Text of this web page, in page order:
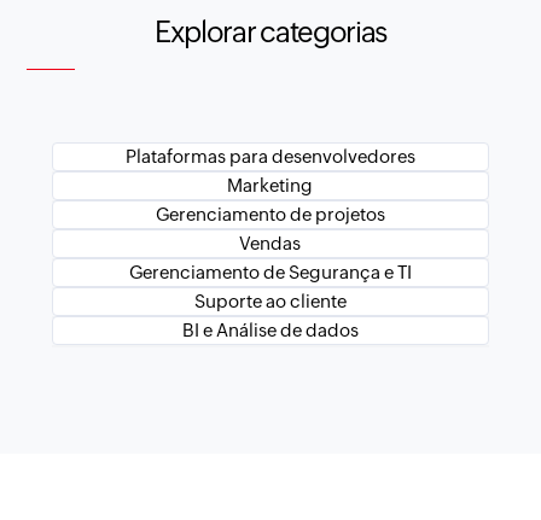
Explorar categorias
Plataformas para desenvolvedores
Marketing
Gerenciamento de projetos
Vendas
Gerenciamento de Segurança e TI
Suporte ao cliente
BI e Análise de dados